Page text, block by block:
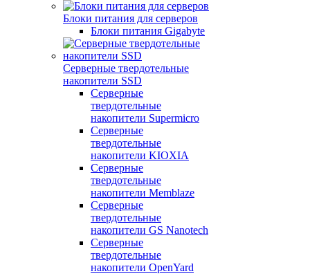
Блоки питания для серверов
Блоки питания Gigabyte
Серверные твердотельные
накопители SSD
Cерверные
твердотельные
накопители Supermicro
Cерверные
твердотельные
накопители KIOXIA
Cерверные
твердотельные
накопители Memblaze
Cерверные
твердотельные
накопители GS Nanotech
Серверные
твердотельные
накопители OpenYard